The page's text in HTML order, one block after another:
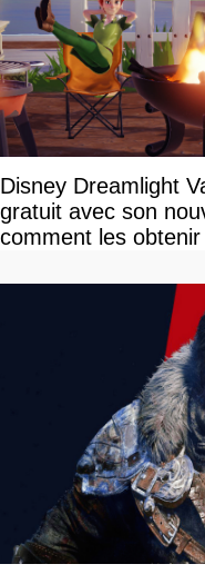
Disney Dreamlight
gratuit avec son
comment les obtenir